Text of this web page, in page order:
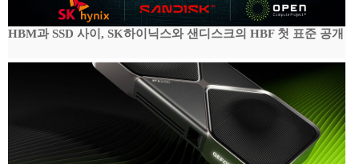
HBM과 SSD 사이, SK하이닉스와 샌디스크의 HBF 첫 표준 공개